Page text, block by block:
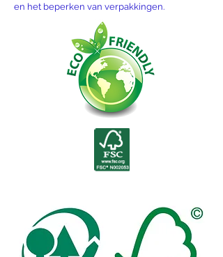
en het beperken van verpakkingen.